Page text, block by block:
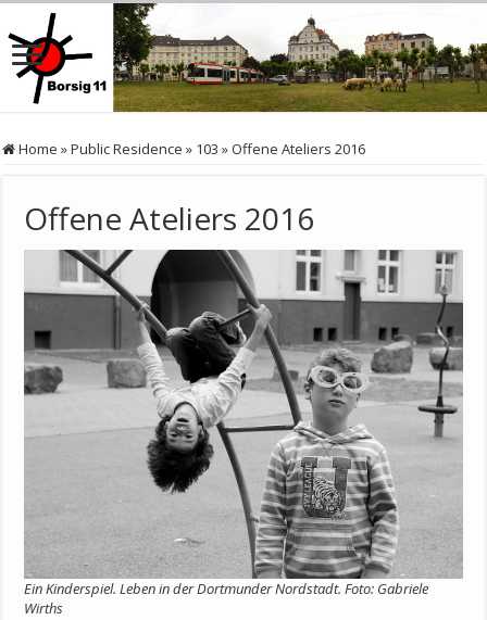
Home »Public Residence » 103 »Offene Ateliers 2016
Offene Ateliers 2016
Ein Kinderspiel. Leben in der Dortmunder Nordstadt. Foto: Gabriele
Wirths